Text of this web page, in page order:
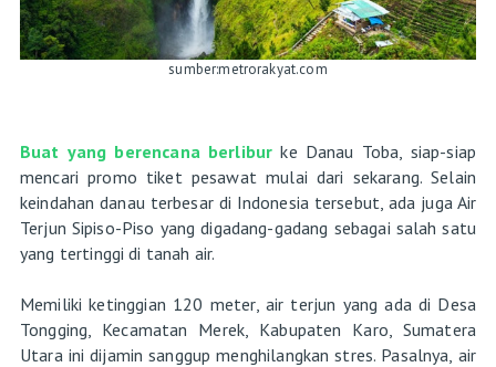
sumber:metrorakyat.com
Buat yang berencana berlibur ke Danau Toba, siap-siap
mencari promo tiket pesawat mulai dari sekarang. Selain
keindahan danau terbesar di Indonesia tersebut, ada juga Air
Terjun Sipiso-Piso yang digadang-gadang sebagai salah satu
yang tertinggi di tanah air.
Memiliki ketinggian 120 meter, air terjun yang ada di Desa
Tongging, Kecamatan Merek, Kabupaten Karo, Sumatera
Utara ini dijamin sanggup menghilangkan stres. Pasalnya, air